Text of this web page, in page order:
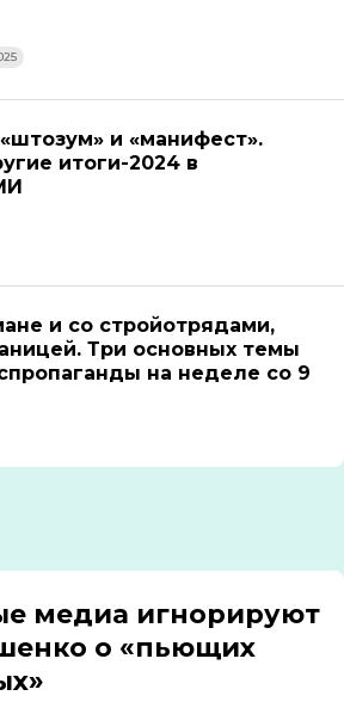
«штозум» и «манифест».
итоги-2024 в
и со стройотрядами,
Три основных темы
на неделе со 9
медиа игнорируют
о «пьющих